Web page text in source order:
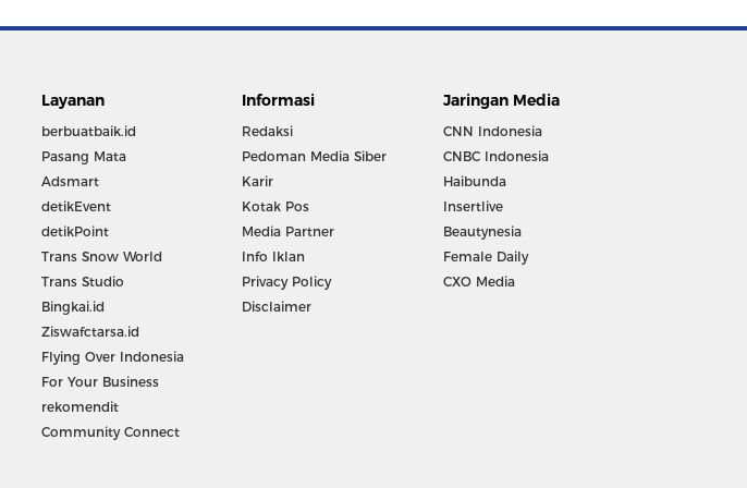
Layanan
berbuatbaik.id
Pasang Mata
Adsmart
detikEvent
detikPoint
Trans Snow World
Trans Studio
Bingkai.id
Ziswafctarsa.id
Flying Over Indonesia
For Your Business
rekomendit
Community Connect
Informasi
Redaksi
Pedoman Media Siber
Karir
Kotak Pos
Media Partner
Info Iklan
Privacy Policy
Disclaimer
Jaringan Media
CNN Indonesia
CNBC Indonesia
Haibunda
Insertlive
Beautynesia
Female Daily
CXO Media